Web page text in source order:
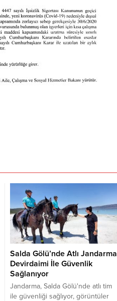
Salda Gölü’nde Atlı Jandarma
Devirdaimi İle Güvenlik
Sağlanıyor
Jandarma, Salda Gölü'nde atlı tim
ile güvenliği sağlıyor, görüntüler